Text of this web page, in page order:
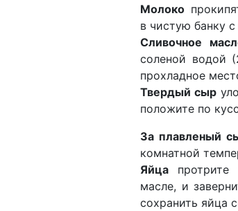
Молоко
в чистую банку
Сливочное
соленой водой
прохладное
Твердый сыр
положите по
За плавленый
комнатной
Яйца протрите
масле, и
сохранить яйца